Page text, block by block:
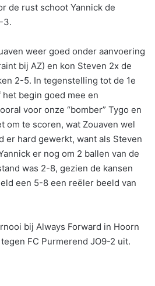
de rust schoot Yannick de
3.
weer goed onder aanvoering
bij AZ) en kon Steven 2x de
2-5. In tegenstelling tot de 1e
het begin goed mee en
voor onze “bomber” Tygo en
om te scoren, wat Zouaven wel
er hard gewerkt, want als Steven
er nog om 2 ballen van de
was 2-8, gezien de kansen
een 5-8 een reëler beeld van
bij Always Forward in Hoorn
FC Purmerend JO9-2 uit.